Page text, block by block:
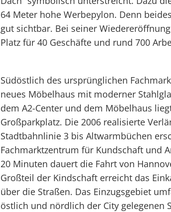
64 Meter hohe Werbepylon. Denn
gut sichtbar. Bei seiner
Platz für 40 Geschäfte und rund 700
Südöstlich des ursprünglichen
neues Möbelhaus mit moderner
dem A2-Center und dem Möbelhaus
Großparkplatz. Die 2006 realisierte
Stadtbahnlinie 3 bis Altwarmbüchen
Fachmarktzentrum für Kundschaft und
20 Minuten dauert die Fahrt von
Großteil der Kindschaft erreicht das
über die Straßen. Das Einzugsgebiet
östlich und nördlich der City gelegenen